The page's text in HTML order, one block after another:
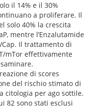
il 14% e il 30%
a proliferare. Il
solo 40% la crescita
mentre l’Enzalutamide
Il trattamento di
mTor effettivamente
di scores
del rischio stimato di
citologia per ago sottile.
82 sono stati esclusi